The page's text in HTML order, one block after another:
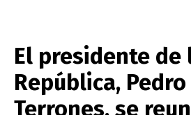
El presidente de
República,
Terrones, se